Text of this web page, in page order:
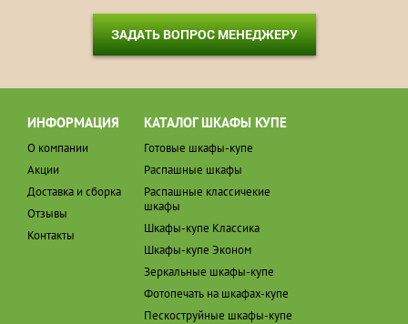
ЗАДАТЬ ВОПРОС МЕНЕДЖЕРУ
ИНФОРМАЦИЯ
О компании
Акции
Доставка и сборка
Отзывы
Контакты
КАТАЛОГ ШКАФЫ КУПЕ
Готовые шкафы-купе
Распашные шкафы
Распашные классичекие
шкафы
Шкафы-купе Классика
Шкафы-купе Эконом
Зеркальные шкафы-купе
Фотопечать на шкафах-купе
Пескоструйные шкафы-купе